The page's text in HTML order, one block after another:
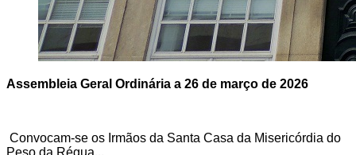
Assembleia Geral Ordinária a 26 de março de 2026
Convocam-se os Irmãos da Santa Casa da Misericórdia do
Peso da Régua...